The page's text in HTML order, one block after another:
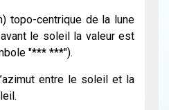
topo-centrique de la lune
le soleil la valeur est
"*** ***").
entre le soleil et la